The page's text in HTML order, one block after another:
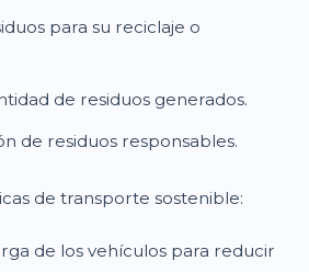
para su reciclaje o
de residuos generados.
de residuos responsables.
de transporte sostenible:
de los vehículos para reducir